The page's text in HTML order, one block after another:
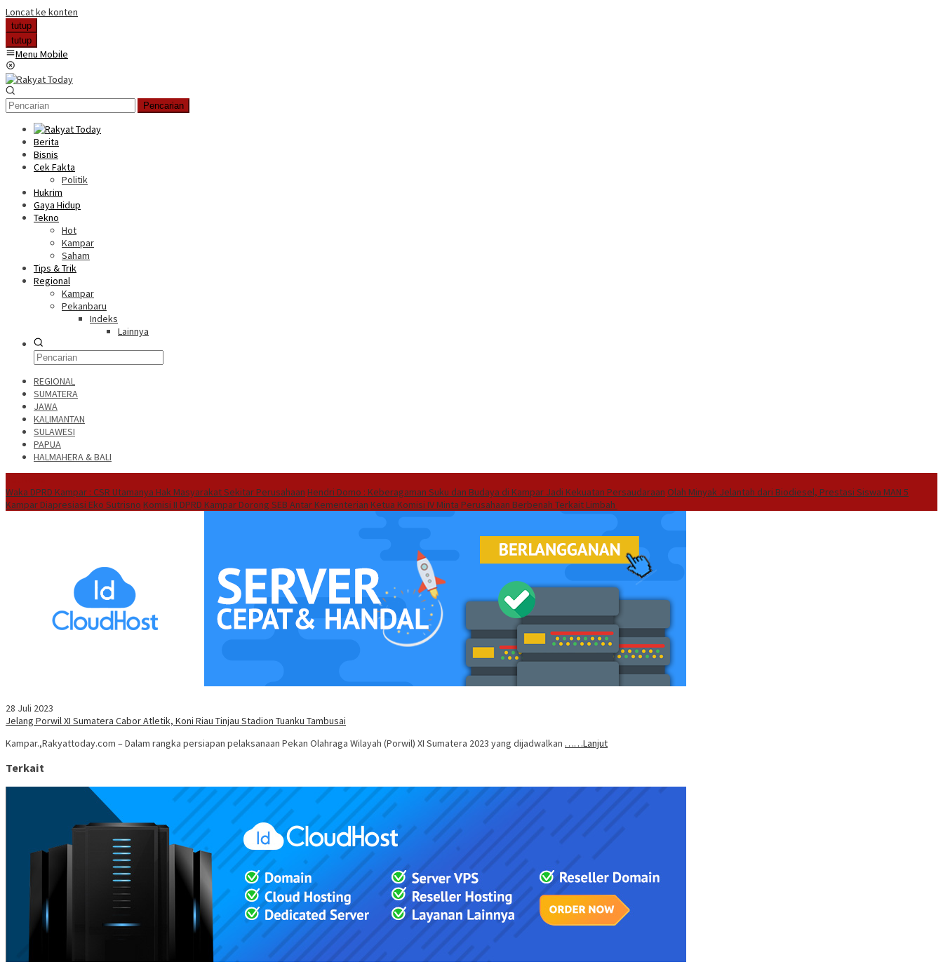
Loncat ke konten
tutup
tutup
Menu Mobile
Pencarian
Berita
Bisnis
Cek Fakta
Politik
Hukrim
Gaya Hidup
Tekno
Hot
Kampar
Saham
Tips & Trik
Regional
Kampar
Pekanbaru
Indeks
Lainnya
REGIONAL
SUMATERA
JAWA
KALIMANTAN
SULAWESI
PAPUA
HALMAHERA & BALI
Waka DPRD Kampar : CSR Utamanya Hak Masyarakat Sekitar Perusahaan Hendri Domo : Keberagaman Suku dan Budaya di Kampar Jadi Kekuatan Persaudaraan Olah Minyak Jelantah dari Biodiesel, Prestasi Siswa MAN 5
Kampar Diapresiasi Eko Sutrisno Komisi II DPRD Kampar Dorong SEB Antar Kementerian Ketua Komisi IV Minta Perusahaan Berbenah Terkait Limbah
28 Juli 2023
Jelang Porwil XI Sumatera Cabor Atletik, Koni Riau Tinjau Stadion Tuanku Tambusai
Kampar.,Rakyattoday.com – Dalam rangka persiapan pelaksanaan Pekan Olahraga Wilayah (Porwil) XI Sumatera 2023 yang dijadwalkan ……Lanjut
Terkait